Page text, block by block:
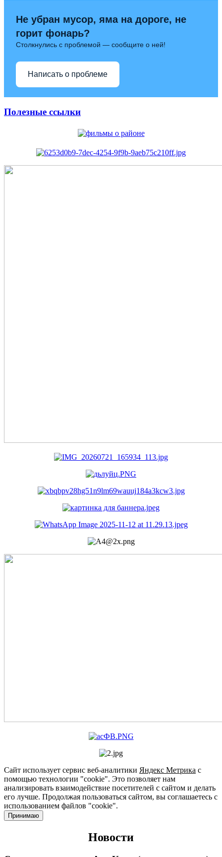
Не убран мусор, яма на дороге, не
горит фонарь?
Столкнулись с проблемой — сообщите о ней!
Написать о проблеме
Полезные ссылки
Сайт использует сервис веб-аналитики Яндекс Метрика с
помощью технологии "cookie". Это позволяет нам
анализировать взаимодействие посетителей с сайтом и делать
его лучше. Продолжая пользоваться сайтом, вы соглашаетесь с
использованием файлов "cookie".
Принимаю
Новости